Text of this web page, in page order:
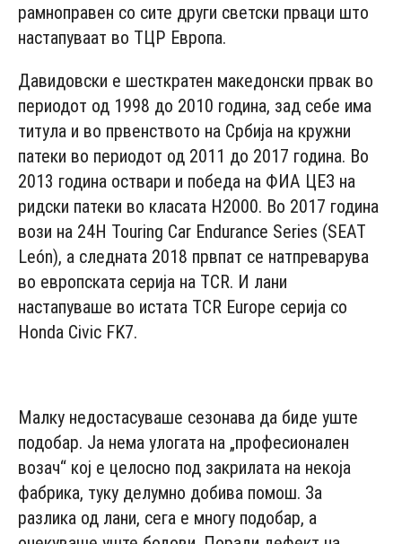
рамноправен со сите други светски прваци што
настапуваат во ТЦР Европа.
Давидовски е шесткратен македонски првак во
периодот од 1998 до 2010 година, зад себе има
титула и во првенството на Србија на кружни
патеки во периодот од 2011 до 2017 година. Во
2013 година оствари и победа на ФИА ЦЕЗ на
ридски патеки во класата Н2000. Во 2017 година
вози на 24H Touring Car Endurance Series (SEAT
León), а следната 2018 првпат се натпреварува
во европската серија на TCR. И лани
настапуваше во истата TCR Europe серија со
Honda Civic FK7.
Малку недостасуваше сезонава да биде уште
подобар. Ја нема улогата на „професионален
возач“ кој е целосно под закрилата на некоја
фабрика, туку делумно добива помош. За
разлика од лани, сега е многу подобар, а